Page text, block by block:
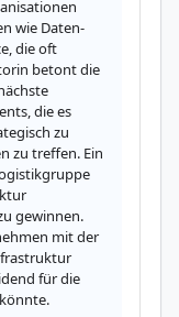
wie Daten-
die oft
betont die
die es
zu
zu treffen. Ein
gewinnen.
mit der
für die